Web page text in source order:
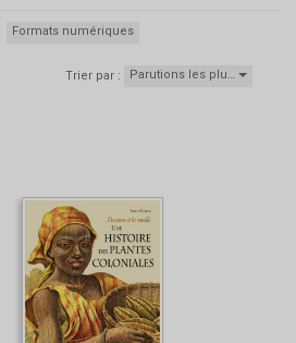
Formats numériques
Trier par : Parutions les plu…